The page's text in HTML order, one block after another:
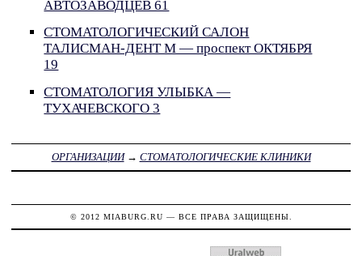
АВТОЗАВОДЦЕВ 61
СТОМАТОЛОГИЧЕСКИЙ САЛОН
ТАЛИСМАН-ДЕНТ М — проспект ОКТЯБРЯ
19
СТОМАТОЛОГИЯ УЛЫБКА —
ТУХАЧЕВСКОГО 3
ОРГАНИЗАЦИИ→ СТОМАТОЛОГИЧЕСКИЕ КЛИНИКИ
© 2012 MIABURG.RU — ВСЕ ПРАВА ЗАЩИЩЕНЫ.